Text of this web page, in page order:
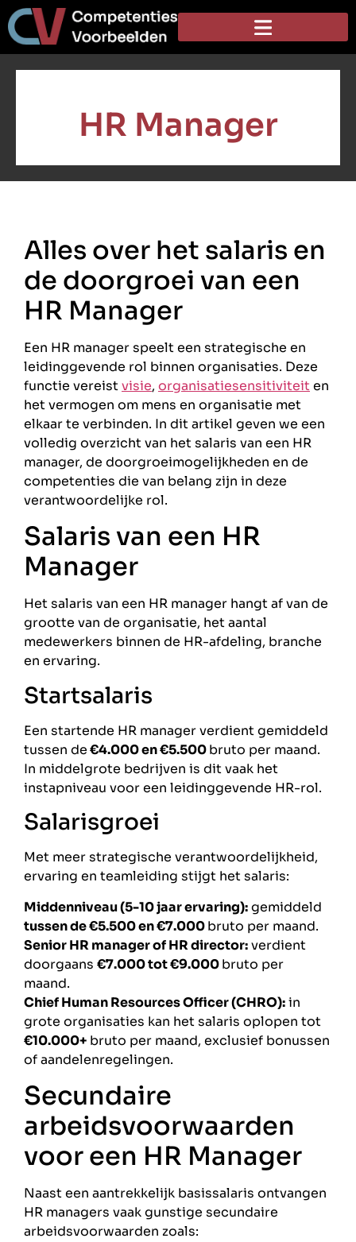
HR Manager
Alles over het salaris en
de doorgroei van een
HR Manager
Een HR manager speelt een strategische en
leidinggevende rol binnen organisaties. Deze
functie vereistvisie, organisatiesensitiviteit en
het vermogen om mens en organisatie met
elkaar te verbinden. In dit artikel geven we een
volledig overzicht van het salaris van een HR
manager, de doorgroeimogelijkheden en de
competenties die van belang zijn in deze
verantwoordelijke rol.
Salaris van een HR
Manager
Het salaris van een HR manager hangt af van de
grootte van de organisatie, het aantal
medewerkers binnen de HR-afdeling, branche
en ervaring.
Startsalaris
Een startende HR manager verdient gemiddeld
tussen de€4.000 en €5.500bruto per maand.
In middelgrote bedrijven is dit vaak het
instapniveau voor een leidinggevende HR-rol.
Salarisgroei
Met meer strategische verantwoordelijkheid,
ervaring en teamleiding stijgt het salaris:
Middenniveau (5-10 jaar ervaring):gemiddeld
tussen de €5.500 en €7.000bruto per maand.
Senior HR manager of HR director:verdient
doorgaans €7.000 tot €9.000bruto per
maand.
Chief Human Resources Officer (CHRO):in
grote organisaties kan het salaris oplopen tot
€10.000+ bruto per maand, exclusief bonussen
of aandelenregelingen.
Secundaire
arbeidsvoorwaarden
voor een HR Manager
Naast een aantrekkelijk basissalaris ontvangen
HR managers vaak gunstige secundaire
arbeidsvoorwaarden zoals: